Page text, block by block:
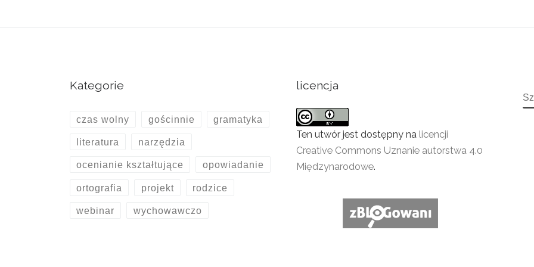
Kategorie
czas wolny gościnnie gramatyka
literatura narzędzia
ocenianie kształtujące opowiadanie
ortografia projekt rodzice
webinar wychowawczo
licencja
Ten utwór jest dostępny na licencji
Creative Commons Uznanie autorstwa 4.0
Międzynarodowe.